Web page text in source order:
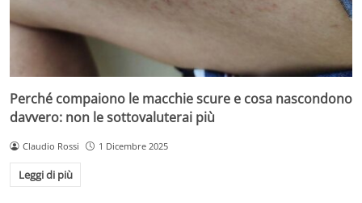
Perché compaiono le macchie scure e cosa nascondono
davvero: non le sottovaluterai più
Claudio Rossi 1 Dicembre 2025
Leggi di più